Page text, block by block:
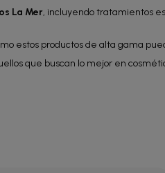
La Mer, incluyendo tratamientos
estos productos de alta gama
que buscan lo mejor en